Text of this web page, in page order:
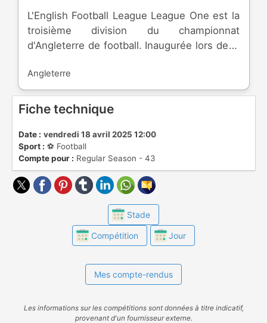
L'English Football League League One est la
troisième division du championnat
d'Angleterre de football. Inaugurée lors de la
fusion avec la Southern League ( fondée en
1894 ) par la Football League. Le nom de
*League One* date de 2004. Sur les 24
équipes engagées, les meilleures du
championnat sont promues en [EFL
Championship]
(https://www.ostadium.com/competition/76/efl-
championship), les dernières descendent en
EFL League Two.
Angleterre
Fiche technique
Date : vendredi 18 avril 2025 12:00
Sport : ⚽️ Football
Compte pour : Regular Season - 43
Stade
Compétition Jour
Mes compte-rendus
Les informations sur les compétitions sont données à titre indicatif,
provenant d'un fournisseur externe.